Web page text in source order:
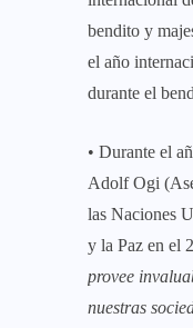
bendito y
el año
durante el
• Durante el
Adolf Ogi
las Naciones
y la Paz en el
provee
nuestras